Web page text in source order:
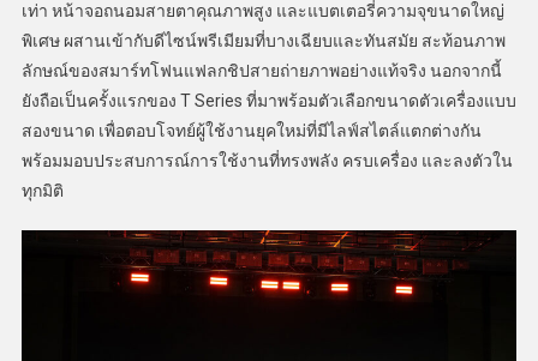
เท่า หน้าจอถนอมสายตาคุณภาพสูง และแบตเตอรี่ความจุขนาดใหญ่
พิเศษ ผสานเข้ากับดีไซน์พรีเมียมที่บางเฉียบและทันสมัย สะท้อนภาพ
ลักษณ์ของสมาร์ทโฟนแฟลกชิปสายถ่ายภาพอย่างแท้จริง นอกจากนี้
ยังถือเป็นครั้งแรกของ T Series ที่มาพร้อมตัวเลือกขนาดตัวเครื่องแบบ
สองขนาด เพื่อตอบโจทย์ผู้ใช้งานยุคใหม่ที่มีไลฟ์สไตล์แตกต่างกัน
พร้อมมอบประสบการณ์การใช้งานที่ทรงพลัง ครบเครื่อง และลงตัวใน
ทุกมิติ